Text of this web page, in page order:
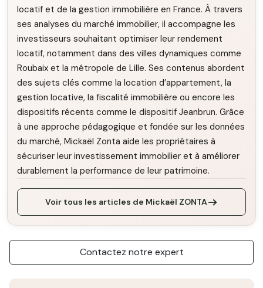
locatif et de la gestion immobilière en France. À travers
ses analyses du marché immobilier, il accompagne les
investisseurs souhaitant optimiser leur rendement
locatif, notamment dans des villes dynamiques comme
Roubaix et la métropole de Lille. Ses contenus abordent
des sujets clés comme la location d’appartement, la
gestion locative, la fiscalité immobilière ou encore les
dispositifs récents comme le dispositif Jeanbrun. Grâce
à une approche pédagogique et fondée sur les données
du marché, Mickaël Zonta aide les propriétaires à
sécuriser leur investissement immobilier et à améliorer
durablement la performance de leur patrimoine.
Voir tous les articles de Mickaël ZONTA
Contactez notre expert